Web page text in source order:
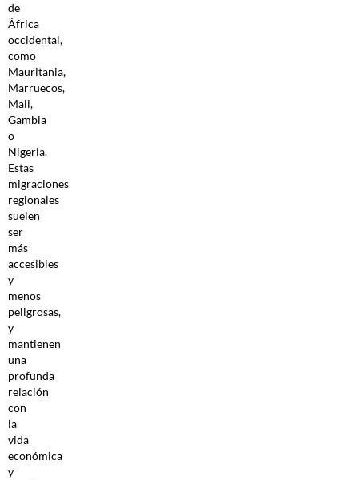
de
África
occidental,
como
Mauritania,
Marruecos,
Mali,
Gambia
o
Nigeria.
Estas
migraciones
regionales
suelen
ser
más
accesibles
y
menos
peligrosas,
y
mantienen
una
profunda
relación
con
la
vida
económica
y